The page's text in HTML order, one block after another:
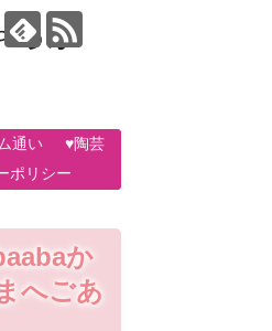
ろか
通い
♥陶芸
ポリシー
か
へごあ